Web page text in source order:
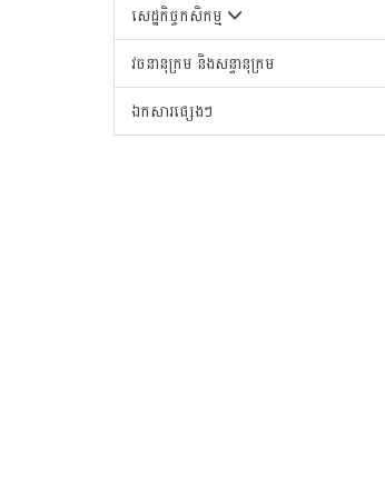
សេដ្ឋកិច្ចកសិកម្ម
វចនានុក្រម និងសន្ទានុក្រម
ឯកសារផ្សេងៗ